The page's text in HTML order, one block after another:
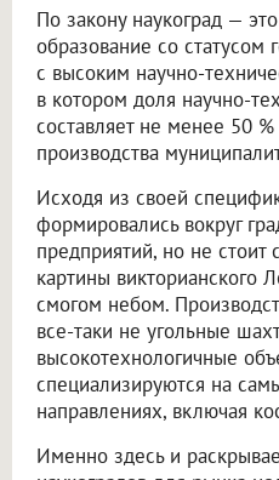
По закону наукоград —
образование со статусом
с высоким научно-
в котором доля научно-
составляет не менее 50
производства
Исходя из своей
формировались вокруг
предприятий, но не стоит
картины викторианского
смогом небом.
все-таки не угольные
высокотехнологичные
специализируются на
направлениях, включая
Именно здесь и